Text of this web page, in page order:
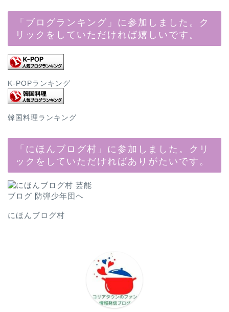
「ブログランキング」に参加しました。ク
リックをしていただければ嬉しいです。
K-POPランキング
韓国料理ランキング
「にほんブログ村」に参加しました。クリ
ックをしていただければありがたいです。
にほんブログ村